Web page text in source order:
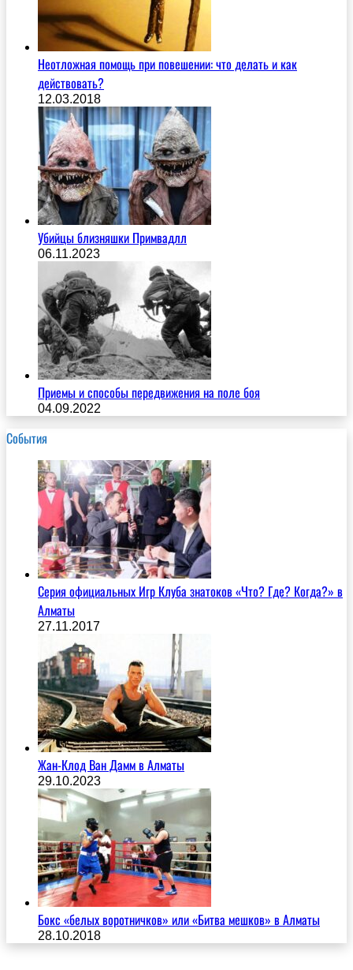
Неотложная помощь при повешении: что делать и как
действовать?
12.03.2018
Убийцы близняшки Примвадлл
06.11.2023
Приемы и способы передвижения на поле боя
04.09.2022
События
Серия официальных Игр Клуба знатоков «Что? Где? Когда?» в
Алматы
27.11.2017
Жан-Клод Ван Дамм в Алматы
29.10.2023
Бокс «белых воротничков» или «Битва мешков» в Алматы
28.10.2018